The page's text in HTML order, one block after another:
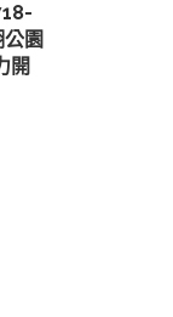
園
開